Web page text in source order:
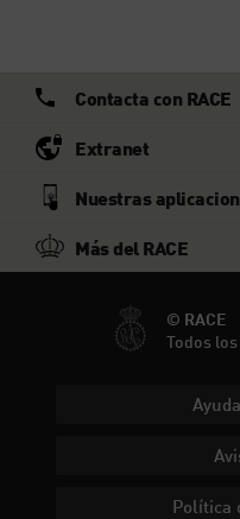
Contacta con RACE
Extranet
Nuestras
Más del RACE
© RACE
Todos
Política